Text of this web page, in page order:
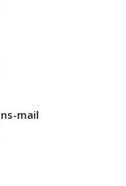
mail